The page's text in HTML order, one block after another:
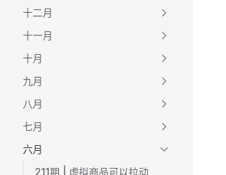
十二月
十一月
十月
九月
八月
七月
六月
211期 | 虚拟商品可以拉动